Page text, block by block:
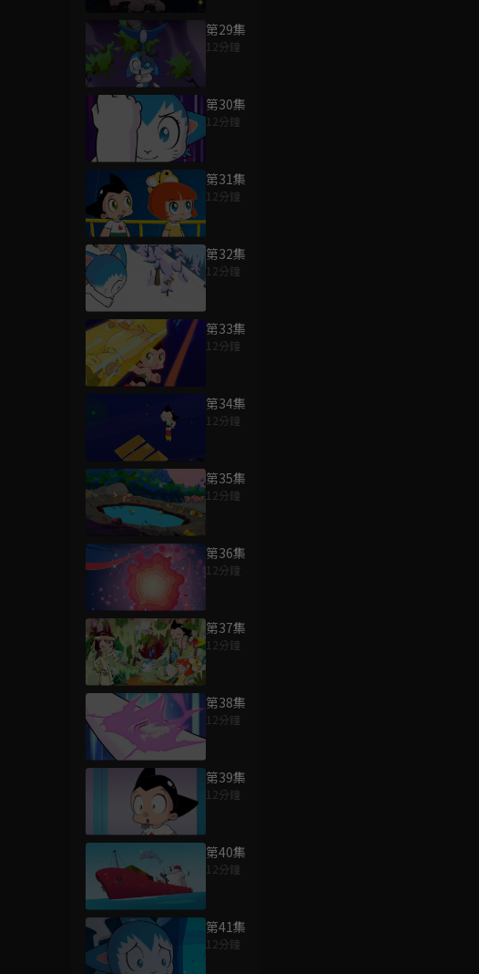
第29集
12分鐘
第30集
12分鐘
第31集
12分鐘
第32集
12分鐘
第33集
12分鐘
第34集
12分鐘
第35集
12分鐘
第36集
12分鐘
第37集
12分鐘
第38集
12分鐘
第39集
12分鐘
第40集
12分鐘
第41集
12分鐘